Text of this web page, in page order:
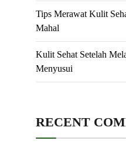
Tips Merawat Kulit
Mahal
Kulit Sehat Setelah
Menyusui
RECENT